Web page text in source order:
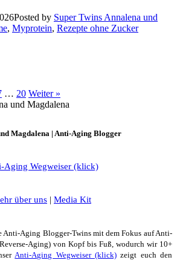
Posted by Super Twins Annalena und
, Myprotein, Rezepte ohne Zucker
… 20 Weiter »
Magdalena | Anti-Aging Blogger
Aging Wegweiser (klick)
über uns | Media Kit
Anti-Aging Blogger-Twins mit dem Fokus auf Anti-
Aging) von Kopf bis Fuß, wodurch wir 10+
Anti-Aging Wegweiser (klick) zeigt euch den